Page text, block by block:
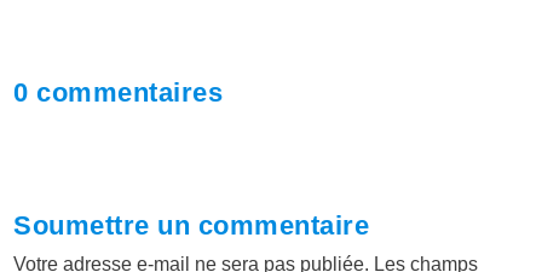
0 commentaires
Soumettre un commentaire
Votre adresse e-mail ne sera pas publiée. Les champs